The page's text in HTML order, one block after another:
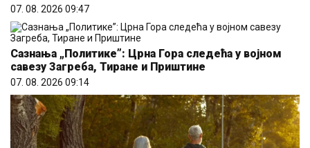
07. 08. 2026 09:47
Сазнања „Политике”: Црна Гора следећа у војном
савезу Загреба, Тиране и Приштине
07. 08. 2026 09:14